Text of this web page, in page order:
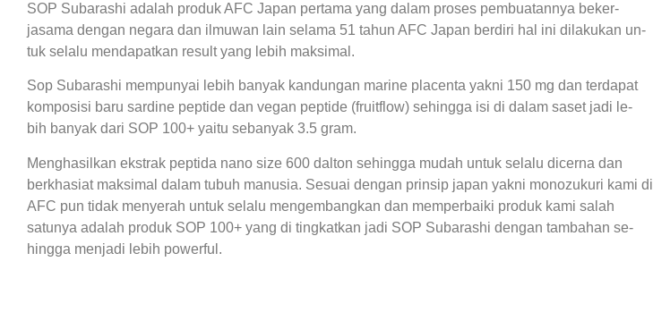
SOP Subarashi adalah produk AFC Japan pertama yang dalam proses pembuatannya beker-
jasama dengan negara dan ilmuwan lain selama 51 tahun AFC Japan berdiri hal ini dilakukan un-
tuk selalu mendapatkan result yang lebih maksimal.
Sop Subarashi mempunyai lebih banyak kandungan marine placenta yakni 150 mg dan terdapat
komposisi baru sardine peptide dan vegan peptide (fruitflow) sehingga isi di dalam saset jadi le-
bih banyak dari SOP 100+ yaitu sebanyak 3.5 gram.
Menghasilkan ekstrak peptida nano size 600 dalton sehingga mudah untuk selalu dicerna dan
berkhasiat maksimal dalam tubuh manusia. Sesuai dengan prinsip japan yakni monozukuri kami di
AFC pun tidak menyerah untuk selalu mengembangkan dan memperbaiki produk kami salah
satunya adalah produk SOP 100+ yang di tingkatkan jadi SOP Subarashi dengan tambahan se-
hingga menjadi lebih powerful.